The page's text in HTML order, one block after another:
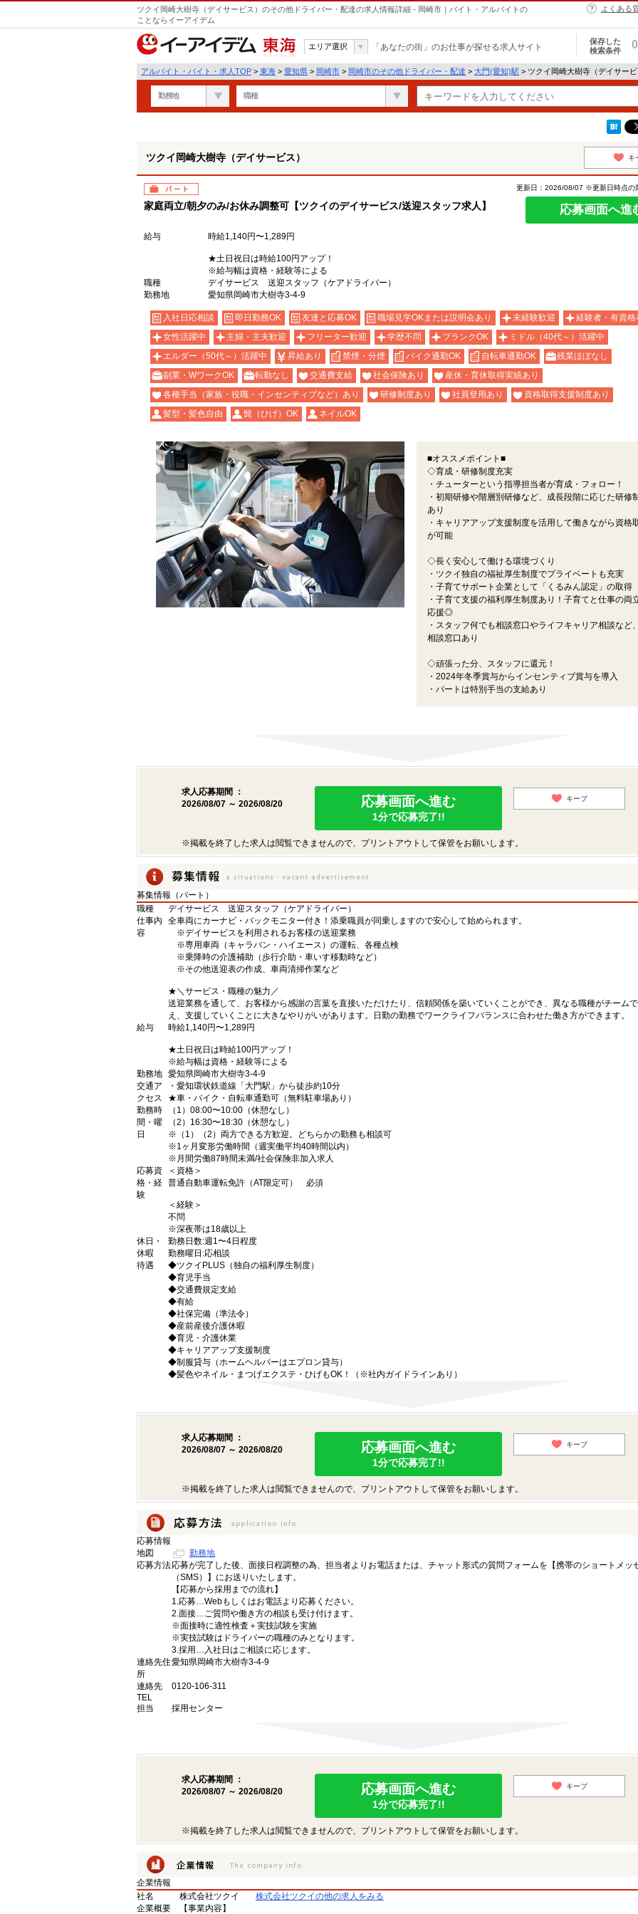
ツクイ岡崎大樹寺（デイサービス）のその他ドライバー・配達の求人情報詳細 - 岡崎市｜バイト・アルバイトの
ことならイーアイデム
よくある
東海
エリア選択 「あなたの街」のお仕事が探せる求人サイト
保存した
検索条件
0
アルバイト・バイト・求人TOP > 東海 > 愛知県 > 岡崎市 > 岡崎市のその他ドライバー・配達 > 大門(愛知)駅 > ツクイ岡崎大樹寺（デイサー
勤務地 職種
ツクイ岡崎大樹寺（デイサービス） キ
パート
家庭両立/朝夕のみ/お休み調整可【ツクイのデイサービス/送迎スタッフ求人】
更新日：2026/08/07 ※更新日時点の
応募画面へ進
給与 時給1,140円〜1,289円
★土日祝日は時給100円アップ！
※給与幅は資格・経験等による
職種
デイサービス 送迎スタッフ（ケアドライバー）
勤務地
愛知県岡崎市大樹寺3-4-9
入社日応相談 即日勤務OK 友達と応募OK 職場見学OKまたは説明会あり 未経験歓迎
経験者・有資格
女性活躍中
主婦・主夫歓迎 フリーター歓迎 学歴不問 ブランクOK
ミドル（40代～）活躍中
エルダー（50代～）活躍中
昇給あり 禁煙・分煙 バイク通勤OK 自転車通勤OK
残業ほぼなし
副業・WワークOK
転勤なし 交通費支給 社会保険あり
産休・育休取得実績あり
各種手当（家族・役職・インセンティブなど）あり
研修制度あり 社員登用あり
資格取得支援制度あり
髪型・髪色自由
髭（ひげ）OK ネイルOK
■オススメポイント■
◇育成・研修制度充実
・チューターという指導担当者が育成・フォロー！
・初期研修や階層別研修など、成長段階に応じた研修
あり
・キャリアアップ支援制度を活用して働きながら資格
が可能
◇長く安心して働ける環境づくり
・ツクイ独自の福祉厚生制度でプライベートも充実
・子育てサポート企業として「くるみん認定」の取得
・子育て支援の福利厚生制度あり！子育てと仕事の両
応援◎
・スタッフ何でも相談窓口やライフキャリア相談など
相談窓口あり
◇頑張った分、スタッフに還元！
・2024年冬季賞与からインセンティブ賞与を導入
・パートは特別手当の支給あり
求人応募期間 ：
2026/08/07 ～ 2026/08/20
応募画面へ進む
1分で応募完了!!
キープ
※掲載を終了した求人は閲覧できませんので、プリントアウトして保管をお願いします。
募集情報（パート）
職種
デイサービス 送迎スタッフ（ケアドライバー）
仕事内
容
全車両にカーナビ・バックモニター付き！添乗職員が同乗しますので安心して始められます。
※デイサービスを利用されるお客様の送迎業務
※専用車両（キャラバン・ハイエース）の運転、各種点検
※乗降時の介護補助（歩行介助・車いす移動時など）
※その他送迎表の作成、車両清掃作業など
★＼サービス・職種の魅力／
送迎業務を通して、お客様から感謝の言葉を直接いただけたり、信頼関係を築いていくことができ、異なる職種がチーム
え、支援していくことに大きなやりがいがあります。日勤の勤務でワークライフバランスに合わせた働き方ができます。
給与
時給1,140円〜1,289円
★土日祝日は時給100円アップ！
※給与幅は資格・経験等による
勤務地 愛知県岡崎市大樹寺3-4-9
交通ア
クセス
・愛知環状鉄道線「大門駅」から徒歩約10分
★車・バイク・自転車通勤可（無料駐車場あり）
勤務時
間・曜
日
（1）08:00〜10:00（休憩なし）
（2）16:30〜18:30（休憩なし）
※（1）（2）両方できる方歓迎。どちらかの勤務も相談可
※1ヶ月変形労働時間（週実働平均40時間以内）
※月間労働87時間未満/社会保険非加入求人
応募資
格・経
験
＜資格＞
普通自動車運転免許（AT限定可） 必須
＜経験＞
不問
※深夜帯は18歳以上
休日・
休暇
勤務日数:週1〜4日程度
勤務曜日:応相談
待遇
◆ツクイPLUS（独自の福利厚生制度）
◆育児手当
◆交通費規定支給
◆有給
◆社保完備（準法令）
◆産前産後介護休暇
◆育児・介護休業
◆キャリアアップ支援制度
◆制服貸与（ホームヘルパーはエプロン貸与）
◆髪色やネイル・まつげエクステ・ひげもOK！（※社内ガイドラインあり）
求人応募期間 ：
2026/08/07 ～ 2026/08/20
応募画面へ進む
1分で応募完了!!
キープ
※掲載を終了した求人は閲覧できませんので、プリントアウトして保管をお願いします。
応募情報
地図
勤務地
応募方法応募が完了した後、面接日程調整の為、担当者よりお電話または、チャット形式の質問フォームを【携帯のショートメッ
（SMS）】にお送りいたします。
【応募から採用までの流れ】
1.応募…Webもしくはお電話より応募ください。
2.面接…ご質問や働き方の相談も受け付けます。
※面接時に適性検査＋実技試験を実施
※実技試験はドライバーの職種のみとなります。
3.採用…入社日はご相談に応じます。
連絡先住
所
愛知県岡崎市大樹寺3-4-9
連絡先
TEL
0120-106-311
担当 採用センター
求人応募期間 ：
2026/08/07 ～ 2026/08/20
応募画面へ進む
1分で応募完了!!
キープ
※掲載を終了した求人は閲覧できませんので、プリントアウトして保管をお願いします。
企業情報
社名
株式会社ツクイ
株式会社ツクイの他の求人をみる
企業概要
【事業内容】